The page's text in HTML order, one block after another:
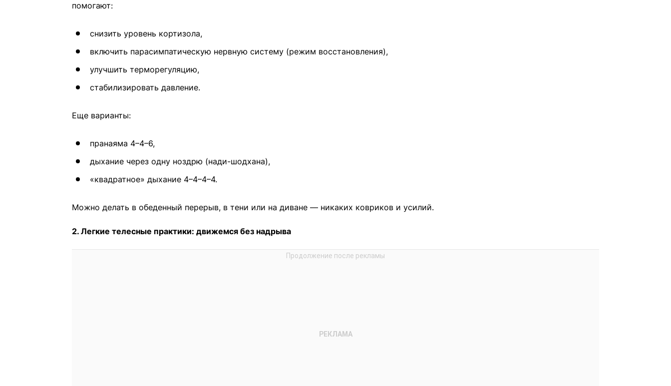
помогают:
снизить уровень кортизола,
включить парасимпатическую нервную систему (режим восстановления),
улучшить терморегуляцию,
стабилизировать давление.
Еще варианты:
пранаяма 4–4–6,
дыхание через одну ноздрю (нади-шодхана),
«квадратное» дыхание 4–4–4–4.
Можно делать в обеденный перерыв, в тени или на диване — никаких ковриков и усилий.
2. Легкие телесные практики: движемся без надрыва